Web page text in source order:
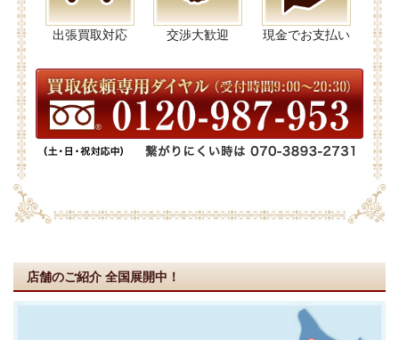
出張買取対応 交渉大歓迎 現金でお支払い
店舗のご紹介 全国展開中！